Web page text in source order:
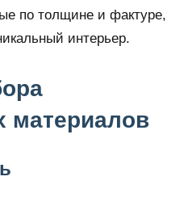
по толщине и фактуре,
интерьер.
материалов